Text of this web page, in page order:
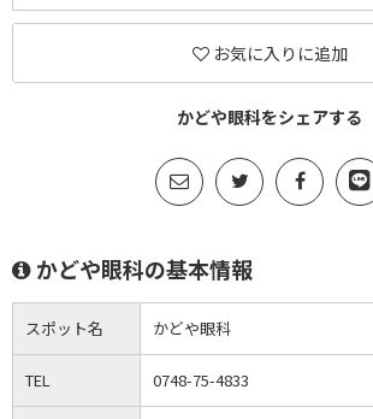
お気に入りに追加
かどや眼科をシェアする
かどや眼科の基本情報
スポット名 かどや眼科
TEL 0748-75-4833